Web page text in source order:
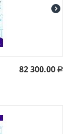
82 300.00 Р